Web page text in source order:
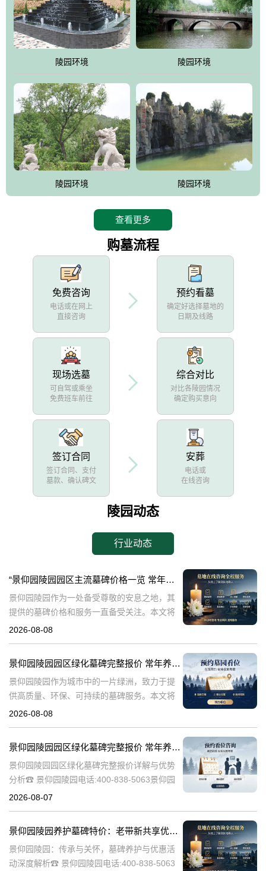
陵园环境 陵园环境
陵园环境 陵园环境
查看更多
购墓流程
免费咨询
电话或在网上
直接咨询
预约看墓
确定好选择墓地的
日期及线路
现场选墓
可自驾或乘坐
免费班车前往
综合对比
对比各陵园情况
确定购买意向
签订合同
签订合同、支付
墓款、确认碑文
安葬
电话或
在线咨询
陵园动态
行业动态
“景仰园陵园园区主流墓碑价格一览 常年保洁养护随单赠送 专属优惠活动解析”
景仰园陵园作为一处备受尊敬的安息之地，其
提供的墓碑价格和服务一直备受关注。本文将
深入探讨景仰园陵园园区主流墓碑的价格体
尽
2026-08-08
景仰园陵园园区绿化墓碑完整报价 常年养护不收取额外费用详解与专属优惠活动介绍
景仰园陵园作为城市中的一片绿洲，致力于提
供高质量、环保、可持续的墓碑服务。本文将
详细解析景仰园陵园园区绿化墓碑的完整报
2026-08-08
景仰园陵园园区绿化墓碑完整报价 常年养护不收取额外费用详解与优势分析
景仰园陵园园区绿化墓碑完整报价详解与优势
分析☎ 景仰园陵园电话:400-838-5063景仰园
陵园作为一家专业的陵园服务机构，致力于为
2026-08-07
景仰园陵园养护墓碑特价：老带新共享优惠，福利大放送！
景仰园陵园：传承与关怀，墓碑养护与优惠活
动深度解析☎ 景仰园陵园电话:400-838-5063